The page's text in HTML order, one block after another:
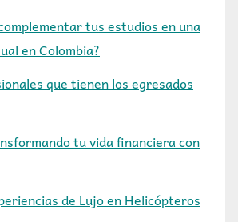
tus estudios en una
en Colombia?
que tienen los egresados
tu vida financiera con
de Lujo en Helicópteros